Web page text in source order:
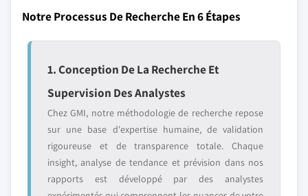
Notre Processus De Recherche En 6 Étapes
1. Conception De La Recherche Et
Supervision Des Analystes
Chez GMI, notre méthodologie de recherche repose
sur une base d'expertise humaine, de validation
rigoureuse et de transparence totale. Chaque
insight, analyse de tendance et prévision dans nos
rapports est développé par des analystes